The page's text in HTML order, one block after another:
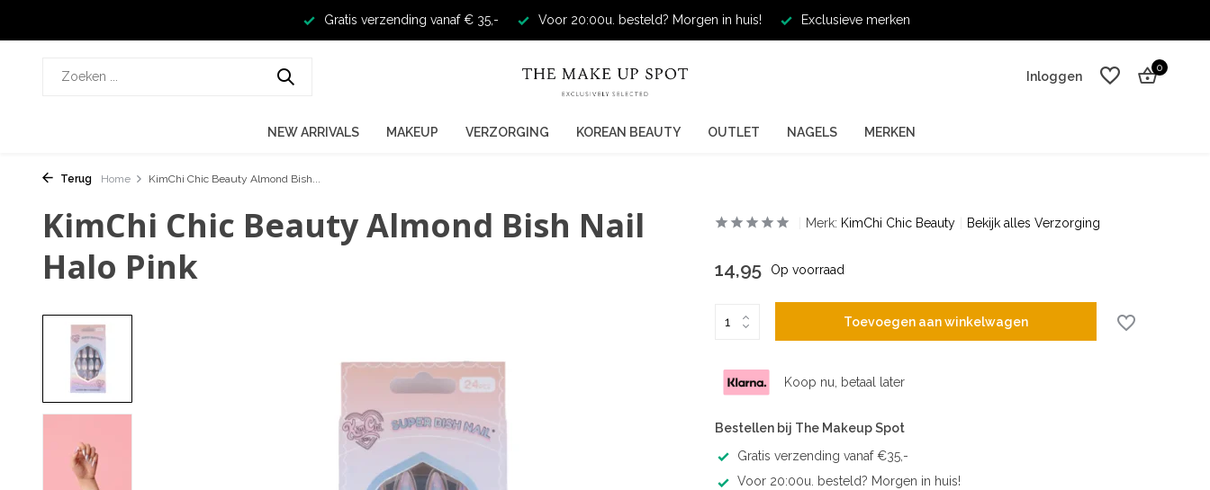
Gratis verzending vanaf € 35,- Voor 20:00u. besteld? Morgen in huis! Exclusieve merken
Inloggen
0
NEW ARRIVALS MAKEUP VERZORGING KOREAN BEAUTY OUTLET NAGELS MERKEN
Terug Home KimChi Chic Beauty Almond Bish...
KimChi Chic Beauty Almond Bish Nail
Halo Pink
Merk: KimChi Chic Beauty Bekijk alles Verzorging
14,95 Op voorraad
Toevoegen aan winkelwagen
Koop nu, betaal later
Bestellen bij The Makeup Spot
Gratis verzending vanaf €35,-
Voor 20:00u. besteld? Morgen in huis!